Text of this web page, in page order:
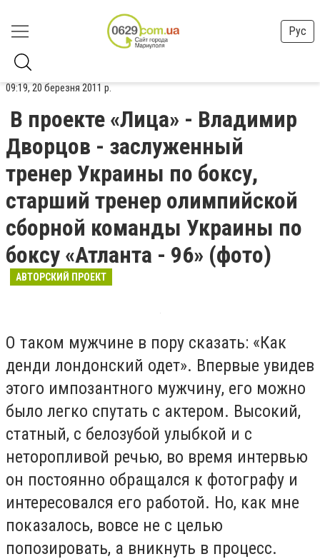
Рус
09:19, 20 березня 2011 р.
В проекте «Лица» - Владимир
Дворцов - заслуженный
тренер Украины по боксу,
старший тренер олимпийской
сборной команды Украины по
боксу «Атланта - 96» (фото)
АВТОРСКИЙ ПРОЕКТ
О таком мужчине в пору сказать: «Как
денди лондонский одет». Впервые увидев
этого импозантного мужчину, его можно
было легко спутать с актером. Высокий,
статный, с белозубой улыбкой и c
неторопливой речью, во время интервью
он постоянно обращался к фотографу и
интересовался его работой. Но, как мне
показалось, вовсе не с целью
попозировать, а вникнуть в процесс.